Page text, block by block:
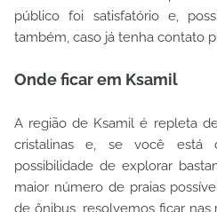
público foi satisfatório e,
também, caso já tenha contato
Onde ficar em Ksamil
A região de Ksamil é repleta
cristalinas e, se você está
possibilidade de explorar
maior número de praias
de ônibus, resolvemos ficar